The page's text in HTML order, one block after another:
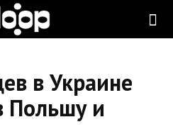
в Украине
Польшу и